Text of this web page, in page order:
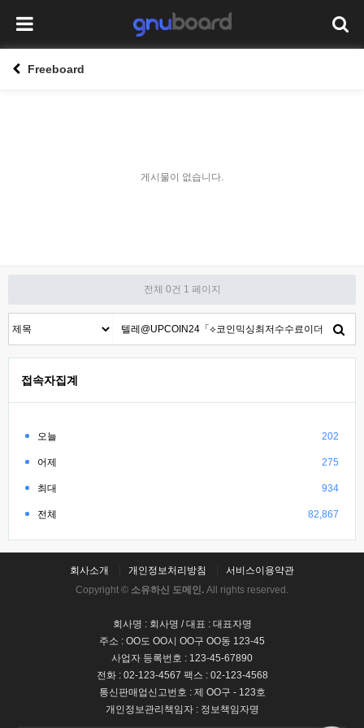
Freeboard
게시물이 없습니다.
전체 0건 1 페이지
접속자집계
오늘 202
어제 275
최대 934
전체 82,867
회사소개 개인정보처리방침
서비스이용약관
Copyright © 소유하신 도메인. All rights reserved.
회사명 : 회사명 / 대표 : 대표자명
주소 : OO도 OO시 OO구 OO동 123-45
사업자 등록번호 : 123-45-67890
전화 : 02-123-4567 팩스 : 02-123-4568
통신판매업신고번호 : 제 OO구 - 123호
개인정보관리책임자 : 정보책임자명